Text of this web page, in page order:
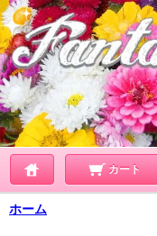
カート
ホーム